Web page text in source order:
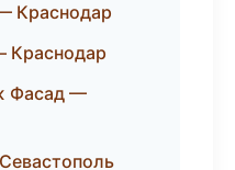
Краснодар
Краснодар
Фасад —